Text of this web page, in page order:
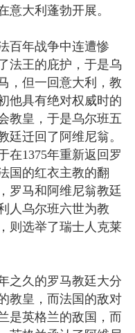
意大利蓬勃开展。
年战争中连遭惨
法王的庇护，于是乌
，但一回意大利，教
他具有绝对权威时的
教皇，于是乌尔班五
廷迁回了阿维尼翁。
在1375年重新返回罗
国的红衣主教的翻
罗马和阿维尼翁教廷
人乌尔班六世为教
则选举了瑞士人克莱
久的罗马教廷大分
教皇，而法国的敌对
是英格兰的敌国，而